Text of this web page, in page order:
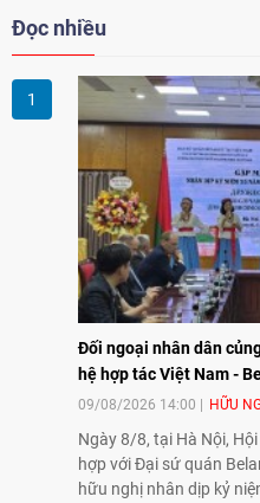
Đọc nhiều
Đối ngoại nhân dân
hệ hợp tác Việt Nam -
09/08/2026 14:00 HỮU
Ngày 8/8, tại Hà Nội,
hợp với Đại sứ quán
hữu nghị nhân dịp kỷ